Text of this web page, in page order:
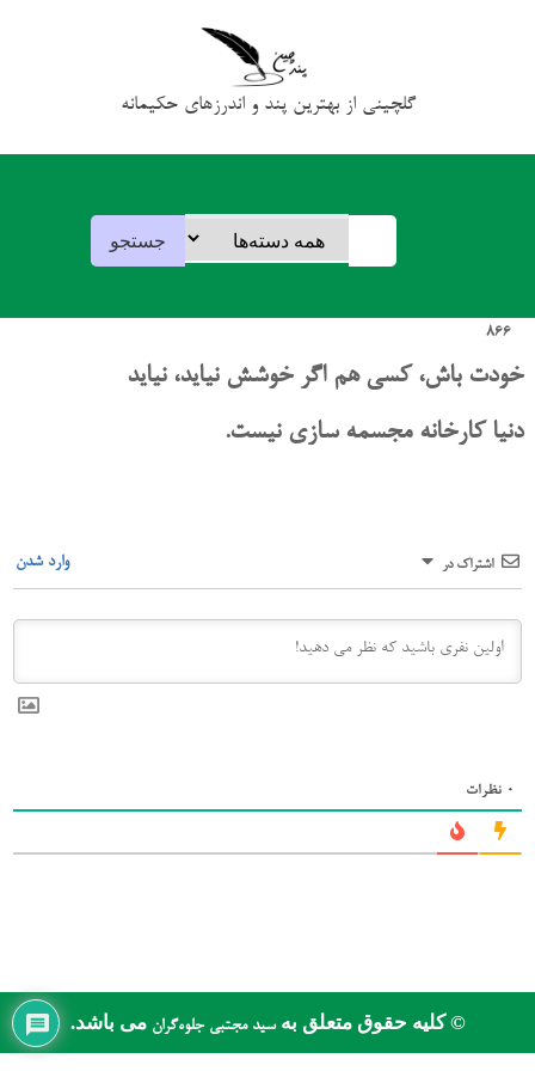
گلچینی از بهترین پند و اندرزهای حکیمانه
866
خودت باش، کسی هم اگر خوشش نیاید، نیاید
دنیا کارخانه مجسمه سازی نیست.
اشتراک در وارد شدن
0 نظرات
© کلیه حقوق متعلق بهسید مجتبی جلوه‌گرانمی باشد.